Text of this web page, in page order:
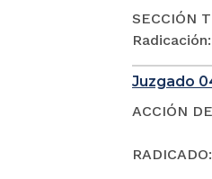
SECCIÓN
Juzgado
ACCIÓN